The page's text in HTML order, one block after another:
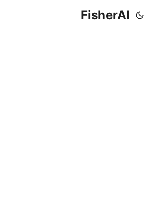
FisherAI